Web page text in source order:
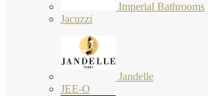
Imperial Bathrooms
Jacuzzi
Jandelle
JEE-O